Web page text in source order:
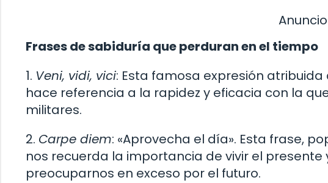
Frases de sabiduría que perduran en el tiempo
1. Veni, vidi, vici: Esta famosa expresión atribuida
hace referencia a la rapidez y eficacia con la
militares.
2. Carpe diem: «Aprovecha el día». Esta frase,
nos recuerda la importancia de vivir el
preocuparnos en exceso por el futuro.